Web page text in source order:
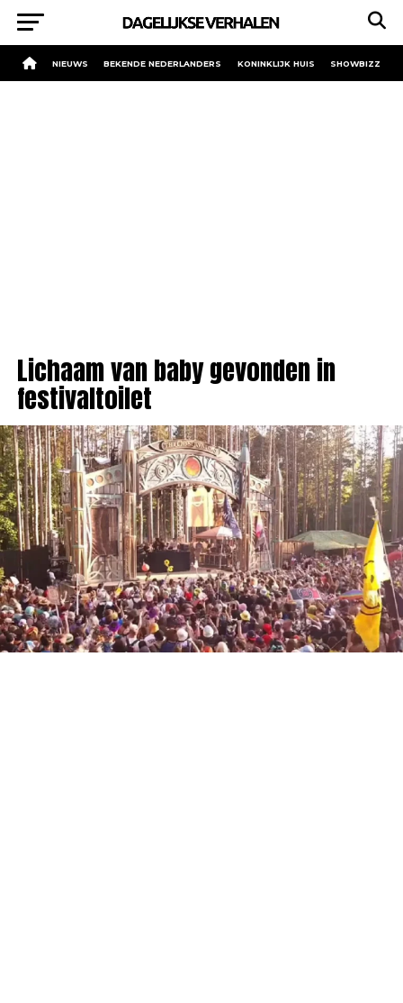
NIEUWS BEKENDE NEDERLANDERS KONINKLIJK HUIS SHOWBIZZ
Lichaam van baby gevonden in
festivaltoilet